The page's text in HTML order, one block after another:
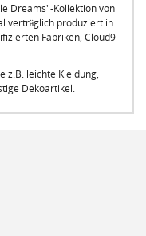
Dreams"-Kollektion von
verträglich produziert in
Fabriken, Cloud9
z.B. leichte Kleidung,
Dekoartikel.